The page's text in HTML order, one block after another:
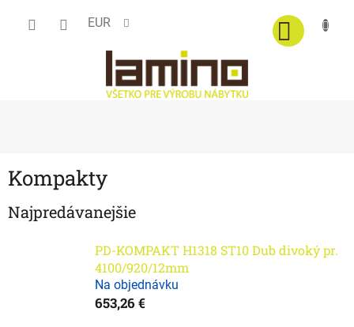
EUR
Kompakty
Najpredávanejšie
PD-KOMPAKT H1318 ST10 Dub divoký pr.
4100/920/12mm
Na objednávku
653,26 €